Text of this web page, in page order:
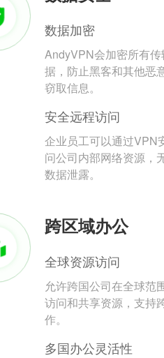
数据加密
AndyVPN会加密所有传
据，防止黑客和其他恶
窃取信息。
安全远程访问
企业员工可以通过VPN
问公司内部网络资源，
数据泄露。
跨区域办公
全球资源访问
允许跨国公司在全球范
访问和共享资源，支持
作。
多国办公灵活性